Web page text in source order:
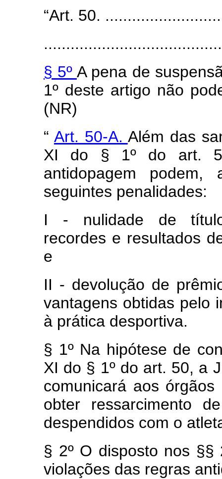
“Art. 50.
§ 5º A pena de
1º deste artigo não
(NR)
“ Art. 50-A. Além das
XI do § 1º do art.
antidopagem
seguintes penalidades:
I - nulidade de
recordes e resultados
e
II - devolução de
vantagens obtidas pelo
à prática desportiva.
§ 1º Na hipótese de
XI do § 1º do art. 50, a
comunicará aos
obter ressarcimento
despendidos com o
§ 2º O disposto nos
violações das regras